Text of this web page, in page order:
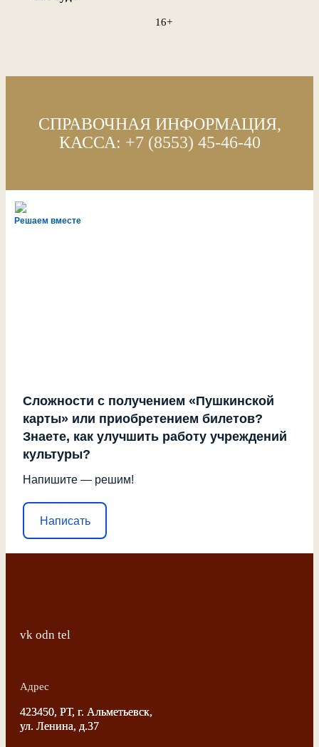
16+
СПРАВОЧНАЯ ИНФОРМАЦИЯ,
КАССА: +7 (8553) 45-46-40
Решаем вместе
Сложности с получением «Пушкинской
карты» или приобретением билетов?
Знаете, как улучшить работу учреждений
культуры?
Напишите — решим!
Написать
vk odn tel
Адрес
423450, РТ, г. Альметьевск,
ул. Ленина, д.37